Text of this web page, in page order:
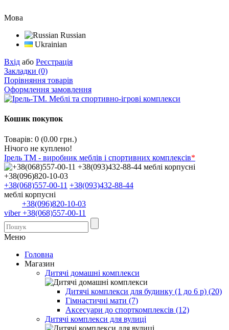
Мова
Russian
Ukrainian
Вхід або Реєстрація
Закладки (0)
Порівняння товарів
Оформлення замовлення
Кошик покупок
Товарів: 0 (0.00 грн.)
Нічого не куплено!
Ірель ТМ - виробник меблів і спортивних комплексів*
+38(068)557-00-11 +38(093)432-88-44
меблі корпусні
+38(096)820-10-03
viber +38(068)557-00-11
Меню
Головна
Магазин
Дитячі домашні комплекси
Дитячі комплекси для будинку (1 до 6 р) (20)
Гімнастичні мати (7)
Аксесуари до спорткомплексів (12)
Дитячі комплекси для вулиці